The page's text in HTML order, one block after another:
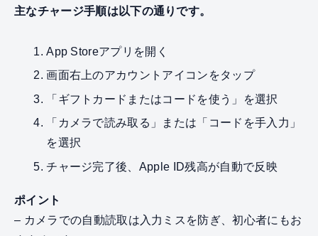
主なチャージ手順は以下の通りです。
App Storeアプリを開く
画面右上のアカウントアイコンをタップ
「ギフトカードまたはコードを使う」を選択
「カメラで読み取る」または「コードを手入力」
を選択
チャージ完了後、Apple ID残高が自動で反映
ポイント
– カメラでの自動読取は入力ミスを防ぎ、初心者にもお